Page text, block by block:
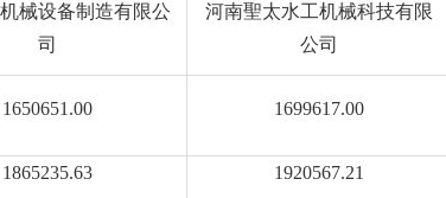
械设备制造有限公
司
河南聖太水工机械科技有限
公司
1650651.00 1699617.00
1865235.63 1920567.21